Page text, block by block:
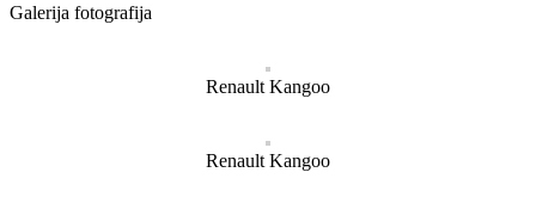
Galerija fotografija
Renault Kangoo
Renault Kangoo